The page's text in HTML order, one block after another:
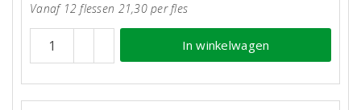
Vanaf 12 flessen 21,30 per fles
In winkelwagen